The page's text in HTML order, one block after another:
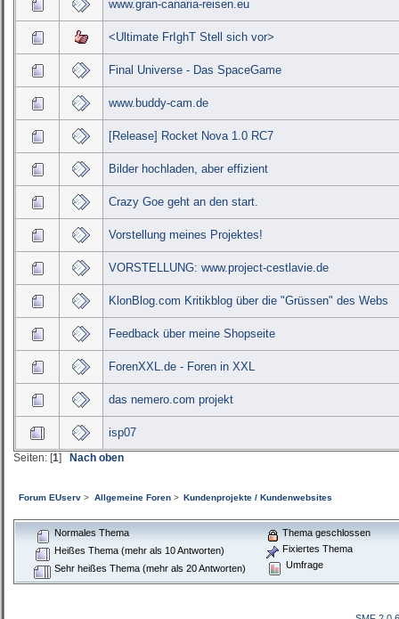
www.gran-canaria-reisen.eu
<Ultimate FrIghT Stell sich vor>
Final Universe - Das SpaceGame
www.buddy-cam.de
[Release] Rocket Nova 1.0 RC7
Bilder hochladen, aber effizient
Crazy Goe geht an den start.
Vorstellung meines Projektes!
VORSTELLUNG: www.project-cestlavie.de
KlonBlog.com Kritikblog über die "Grüssen" des Webs
Feedback über meine Shopseite
ForenXXL.de - Foren in XXL
das nemero.com projekt
isp07
Seiten: [1] Nach oben
Forum EUserv > Allgemeine Foren> Kundenprojekte / Kundenwebsites
Normales Thema
Heißes Thema (mehr als 10 Antworten)
Sehr heißes Thema (mehr als 20 Antworten)
Thema geschlossen
Fixiertes Thema
Umfrage